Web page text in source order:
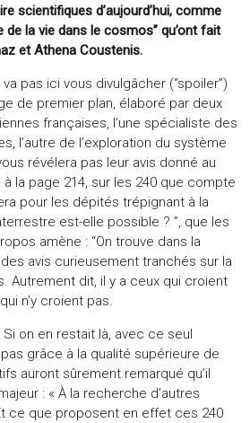
scientifiques d’aujourd’hui, comme
de la vie dans le cosmos” qu’ont fait
et Athena Coustenis.
pas ici vous divulgâcher (“spoiler”)
de premier plan, élaboré par deux
françaises, l’une spécialiste des
l’autre de l’exploration du système
révélera pas leur avis donné au
la page 214, sur les 240 que compte
pour les dépités trépignant à la
est-elle possible ? ”, que les
amène : “On trouve dans la
des avis curieusement tranchés sur la
Autrement dit, il y a ceux qui croient
n’y croient pas.
Si on en restait là, avec ce seul
grâce à la qualité supérieure de
auront sûrement remarqué qu’il
: « À la recherche d’autres
ce que proposent en effet ces 240